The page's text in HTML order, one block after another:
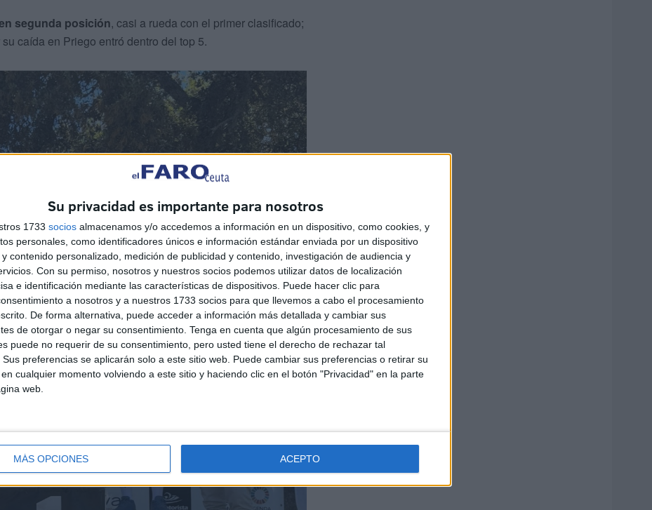
Su privacidad es importante para nosotros
1733 socios almacenamos y/o accedemos a información en un dispositivo, como cookies, y
personales, como identificadores únicos e información estándar enviada por un dispositivo
contenido personalizado, medición de publicidad y contenido, investigación de audiencia y
Con su permiso, nosotros y nuestros socios podemos utilizar datos de localización
e identificación mediante las características de dispositivos. Puede hacer clic para
a nosotros y a nuestros 1733 socios para que llevemos a cabo el procesamiento
De forma alternativa, puede acceder a información más detallada y cambiar sus
de otorgar o negar su consentimiento. Tenga en cuenta que algún procesamiento de sus
puede no requerir de su consentimiento, pero usted tiene el derecho de rechazar tal
preferencias se aplicarán solo a este sitio web. Puede cambiar sus preferencias o retirar su
cualquier momento volviendo a este sitio y haciendo clic en el botón "Privacidad" en la parte
web.
MÁS OPCIONES ACEPTO
segunda posición, casi a rueda con el primer clasificado;
caída en Priego entró dentro del top 5.